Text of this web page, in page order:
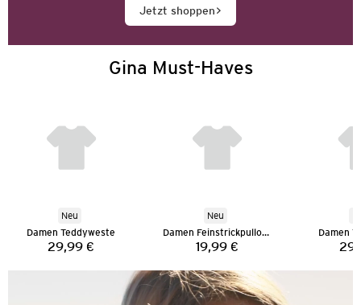
Jetzt shoppen
Gina Must-Haves
Neu
Damen Teddyweste
Preis:
29,99 €
Neu
Damen Feinstrickpullover
Preis:
19,99 €
Damen